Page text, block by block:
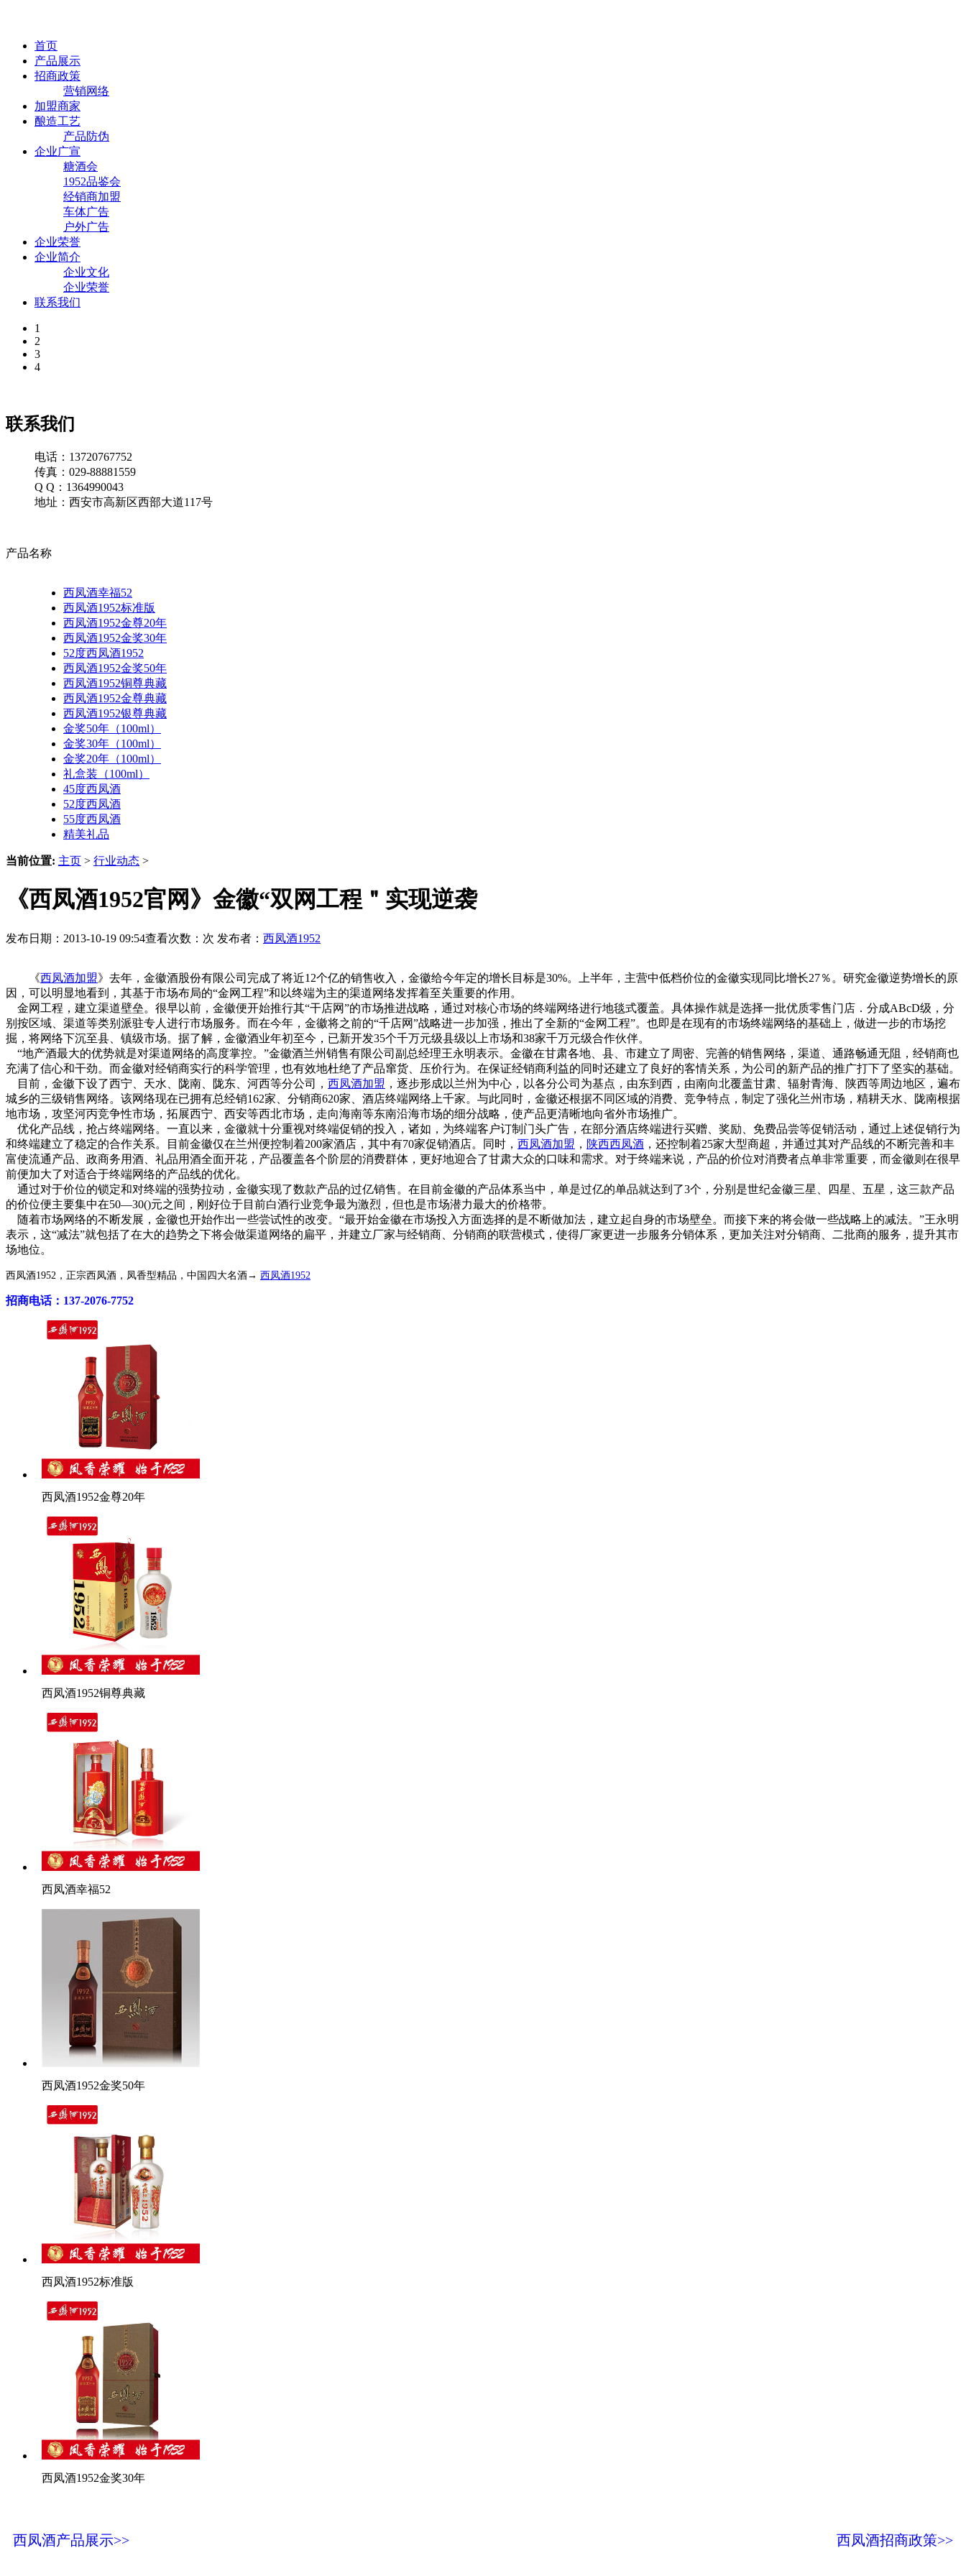
首页
产品展示
招商政策
营销网络
加盟商家
酿造工艺
产品防伪
企业广宣
糖酒会
1952品鉴会
经销商加盟
车体广告
户外广告
企业荣誉
企业简介
企业文化
企业荣誉
联系我们
1
2
3
4
联系我们
电话：13720767752
传真：029-88881559
Q Q：1364990043
地址：西安市高新区西部大道117号
产品名称
西凤酒幸福52
西凤酒1952标准版
西凤酒1952金尊20年
西凤酒1952金奖30年
52度西凤酒1952
西凤酒1952金奖50年
西凤酒1952铜尊典藏
西凤酒1952金尊典藏
西凤酒1952银尊典藏
金奖50年（100ml）
金奖30年（100ml）
金奖20年（100ml）
礼盒装（100ml）
45度西凤酒
52度西凤酒
55度西凤酒
精美礼品
当前位置: 主页 > 行业动态 >
《西凤酒1952官网》金徽“双网工程＂实现逆袭
发布日期：2013-10-19 09:54查看次数： 次 发布者： 西凤酒1952
《西凤酒加盟》去年，金徽酒股份有限公司完成了将近12个亿的销售收入，金徽给今年定的增长目标是30%。上半年，主营中低档价位的金徽实现同比增长27％。研究金徽逆势增长的原
因，可以明显地看到，其基于市场布局的“金网工程”和以终端为主的渠道网络发挥着至关重要的作用。
金网工程，建立渠道壁垒。很早以前，金徽便开始推行其“干店网”的市场推进战略，通过对核心市场的终端网络进行地毯式覆盖。具体操作就是选择一批优质零售门店．分成ABcD级，分
别按区域、渠道等类别派驻专人进行市场服务。而在今年，金徽将之前的“千店网”战略进一步加强，推出了全新的“金网工程”。也即是在现有的市场终端网络的基础上，做进一步的市场挖
掘，将网络下沉至县、镇级市场。据了解，金徽酒业年初至今，已新开发35个千万元级县级以上市场和38家千万元级合作伙伴。
“地产酒最大的优势就是对渠道网络的高度掌控。”金徽酒兰州销售有限公司副总经理王永明表示。金徽在甘肃各地、县、市建立了周密、完善的销售网络，渠道、通路畅通无阻，经销商也
充满了信心和干劲。而金徽对经销商实行的科学管理，也有效地杜绝了产品窜货、压价行为。在保证经销商利益的同时还建立了良好的客情关系，为公司的新产品的推广打下了坚实的基础。
目前，金徽下设了西宁、天水、陇南、陇东、河西等分公司， 西凤酒加盟 ，逐步形成以兰州为中心，以各分公司为基点，由东到西，由南向北覆盖甘肃、辐射青海、陕西等周边地区，遍布
城乡的三级销售网络。该网络现在已拥有总经销162家、分销商620家、酒店终端网络上千家。与此同时，金徽还根据不同区域的消费、竞争特点，制定了强化兰州市场，精耕天水、陇南根据
地市场，攻坚河丙竞争性市场，拓展西宁、西安等西北市场，走向海南等东南沿海市场的细分战略，使产品更清晰地向省外市场推广。
优化产品线，抢占终端网络。一直以来，金徽就十分重视对终端促销的投入，诸如，为终端客户订制门头广告，在部分酒店终端进行买赠、奖励、免费品尝等促销活动，通过上述促销行为
和终端建立了稳定的合作关系。目前金徽仅在兰州便控制着200家酒店，其中有70家促销酒店。同时， 西凤酒加盟 ， 陕西西凤酒 ，还控制着25家大型商超，并通过其对产品线的不断完善和丰
富使流通产品、政商务用酒、礼品用酒全面开花，产品覆盖各个阶层的消费群体，更好地迎合了甘肃大众的口味和需求。对于终端来说，产品的价位对消费者点单非常重要，而金徽则在很早
前便加大了对适合于终端网络的产品线的优化。
通过对于价位的锁定和对终端的强势拉动，金徽实现了数款产品的过亿销售。在目前金徽的产品体系当中，单是过亿的单品就达到了3个，分别是世纪金徽三星、四星、五星，这三款产品
的价位便主要集中在50—30()元之间，刚好位于目前白酒行业竞争最为激烈，但也是市场潜力最大的价格带。
随着市场网络的不断发展，金徽也开始作出一些尝试性的改变。“最开始金徽在市场投入方面选择的是不断做加法，建立起自身的市场壁垒。而接下来的将会做一些战略上的减法。”王永明
表示，这“减法”就包括了在大的趋势之下将会做渠道网络的扁平，并建立厂家与经销商、分销商的联营模式，使得厂家更进一步服务分销体系，更加关注对分销商、二批商的服务，提升其市
场地位。
西凤酒1952，正宗西凤酒，凤香型精品，中国四大名酒→ 西凤酒1952
招商电话：137-2076-7752
西凤酒1952金尊20年
西凤酒1952铜尊典藏
西凤酒幸福52
西凤酒1952金奖50年
西凤酒1952标准版
西凤酒1952金奖30年
西凤酒产品展示>> 西凤酒招商政策>>